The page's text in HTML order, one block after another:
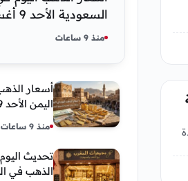
2026 — تحديث مباشر
منذ 9 ساعات
أسعار
وعدن
منذ 9 ساعات
تحديث